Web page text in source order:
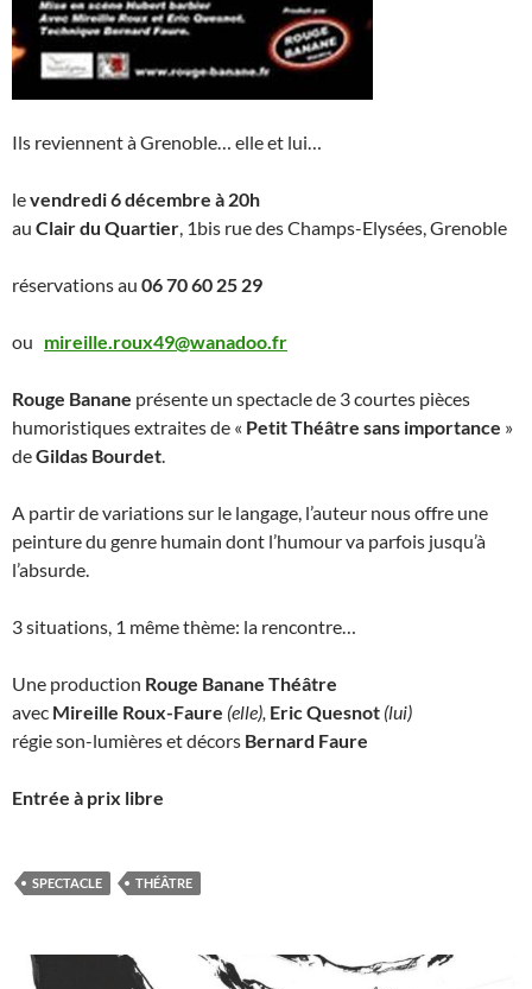
Ils reviennent à Grenoble… elle et lui…
levendredi 6 décembre à 20h
au Clair du Quartier, 1bis rue des Champs-Elysées, Grenoble
réservations au 06 70 60 25 29
ou mireille.roux49@wanadoo.fr
Rouge Banane présente un spectacle de 3 courtes pièces
humoristiques extraites de « Petit Théâtre sans importance »
deGildas Bourdet.
A partir de variations sur le langage, l’auteur nous offre une
peinture du genre humain dont l’humour va parfois jusqu’à
l’absurde.
3 situations, 1 même thème: la rencontre…
Une production Rouge Banane Théâtre
avec Mireille Roux-Faure (elle), Eric Quesnot (lui)
régie son-lumières et décors Bernard Faure
Entrée à prix libre
SPECTACLE THÉÂTRE